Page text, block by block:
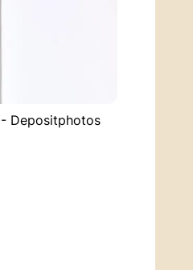
Depositphotos